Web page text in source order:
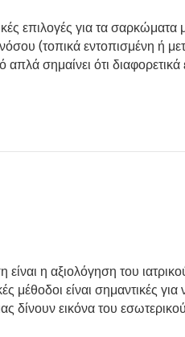
επιλογές για τα
(τοπικά εντοπισμένη ή
σημαίνει ότι
η αξιολόγηση του
μέθοδοι είναι σημαντικές
δίνουν εικόνα του